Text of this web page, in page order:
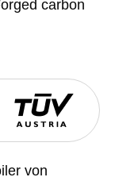
carbon
von